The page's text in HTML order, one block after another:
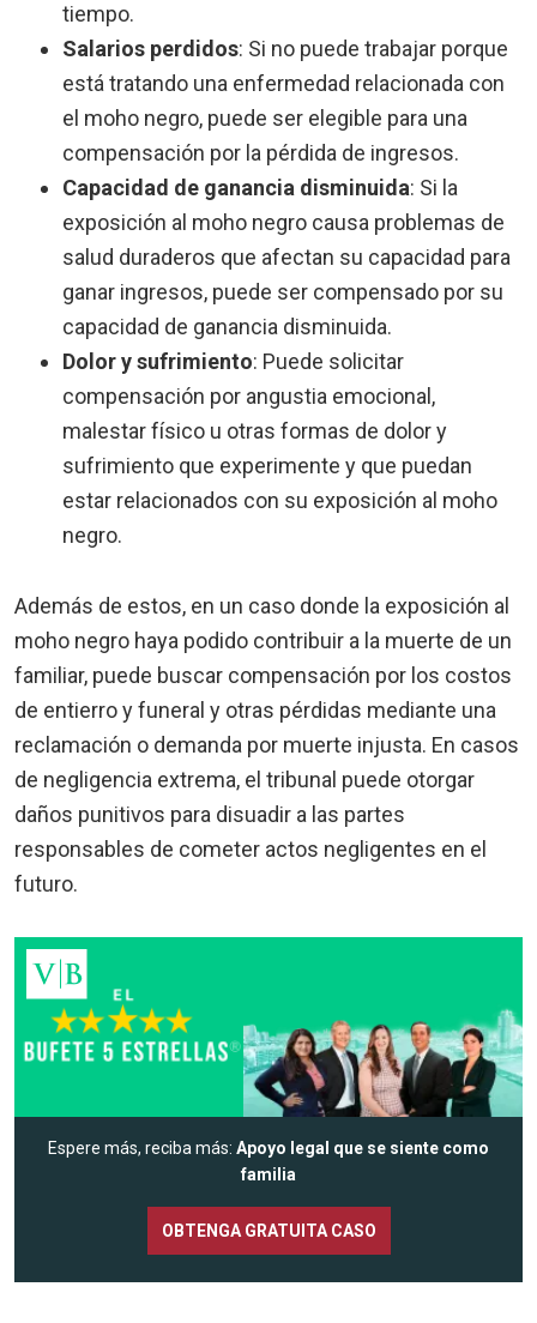
tiempo.
Salarios perdidos: Si no puede trabajar porque
está tratando una enfermedad relacionada con
el moho negro, puede ser elegible para una
compensación por la pérdida de ingresos.
Capacidad de ganancia disminuida: Si la
exposición al moho negro causa problemas de
salud duraderos que afectan su capacidad para
ganar ingresos, puede ser compensado por su
capacidad de ganancia disminuida.
Dolor y sufrimiento: Puede solicitar
compensación por angustia emocional,
malestar físico u otras formas de dolor y
sufrimiento que experimente y que puedan
estar relacionados con su exposición al moho
negro.
Además de estos, en un caso donde la exposición al
moho negro haya podido contribuir a la muerte de un
familiar, puede buscar compensación por los costos
de entierro y funeral y otras pérdidas mediante una
reclamación o demanda por muerte injusta. En casos
de negligencia extrema, el tribunal puede otorgar
daños punitivos para disuadir a las partes
responsables de cometer actos negligentes en el
futuro.
Espere más, reciba más: Apoyo legal que se siente como
familia
OBTENGA GRATUITA CASO